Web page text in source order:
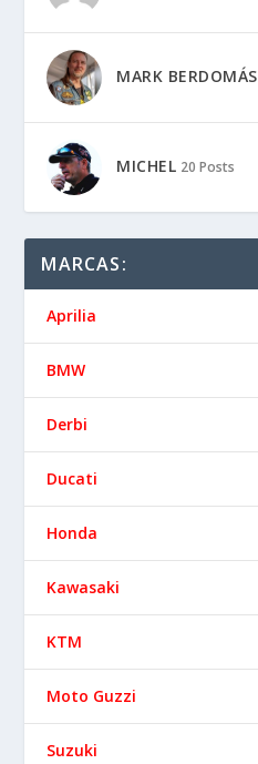
MARK BERDOMÁS
MICHEL 20 Posts
MARCAS:
Aprilia
BMW
Derbi
Ducati
Honda
Kawasaki
KTM
Moto Guzzi
Suzuki